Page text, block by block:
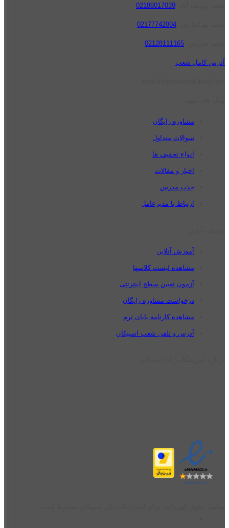
02188017039
02177742004
02128111165
آدرس کامل شعب
مشاوره رایگان
سوالات متداول
انواع تخفیف ها
اخبار و مقالات
جذب مدرس
ارتباط با مدیرعامل
آموزش آنلاین
مشاهده لیست کلاسها
آزمون تعیین سطح اینترنتی
درخواست مشاوره رایگان
مشاهده کارنامه پایان ترم
آدرس و تلفن شعب اسپیکان